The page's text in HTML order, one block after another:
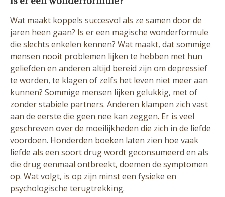
Wat maakt koppels succesvol als ze samen door de
jaren heen gaan? Is er een magische wonderformule
die slechts enkelen kennen? Wat maakt, dat sommige
mensen nooit problemen lijken te hebben met hun
geliefden en anderen altijd bereid zijn om depressief
te worden, te klagen of zelfs het leven niet meer aan
kunnen? Sommige mensen lijken gelukkig, met of
zonder stabiele partners. Anderen klampen zich vast
aan de eerste die geen nee kan zeggen. Er is veel
geschreven over de moeilijkheden die zich in de liefde
voordoen. Honderden boeken laten zien hoe vaak
liefde als een soort drug wordt geconsumeerd en als
die drug eenmaal ontbreekt, doemen de symptomen
op. Wat volgt, is op zijn minst een fysieke en
psychologische terugtrekking.